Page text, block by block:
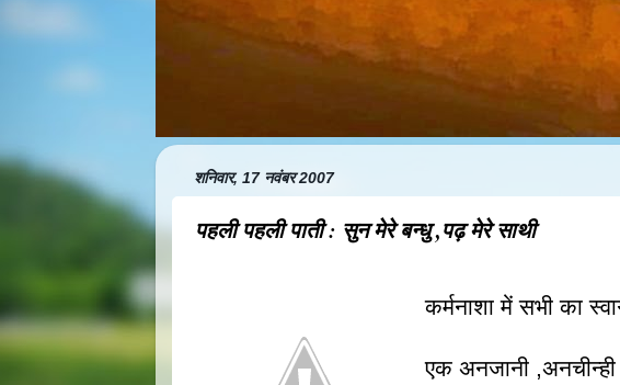
शनिवार, 17 नवंबर 2007
पहली पहली पाती : सुन मेरे बन्धु ,पढ़ मेरे साथी
कर्मनाशा में सभी का
एक अनजानी